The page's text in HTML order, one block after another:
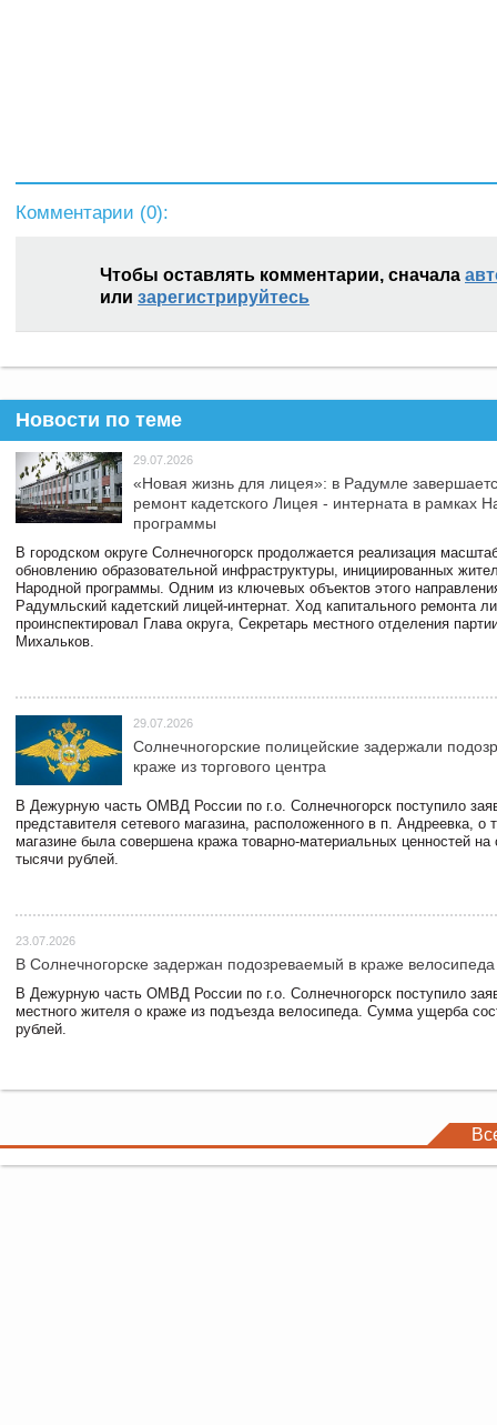
Комментарии (0):
Чтобы оставлять комментарии, сначала
или зарегистрируйтесь
Новости по теме
29.07.2026
«Новая жизнь для лицея»: в Радумле
ремонт кадетского Лицея - интерната в рамках
программы
В городском округе Солнечногорск продолжается реализация
обновлению образовательной инфраструктуры, инициированных
Народной программы. Одним из ключевых объектов этого
Радумльский кадетский лицей-интернат. Ход капитального ремонта
проинспектировал Глава округа, Секретарь местного отделения
Михальков.
29.07.2026
Солнечногорские полицейские задержали
краже из торгового центра
В Дежурную часть ОМВД России по г.о. Солнечногорск поступило
представителя сетевого магазина, расположенного в п. Андреевка, о
магазине была совершена кража товарно-материальных ценностей
тысячи рублей.
23.07.2026
В Солнечногорске задержан подозреваемый в краже велосипеда
В Дежурную часть ОМВД России по г.о. Солнечногорск поступило
местного жителя о краже из подъезда велосипеда. Сумма ущерба
рублей.